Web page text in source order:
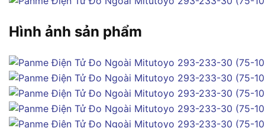
Hình ảnh sản phẩm